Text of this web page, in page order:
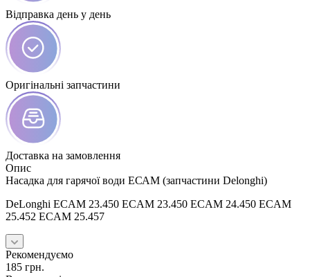
Відправка день у день
Оригінальні запчастини
Доставка на замовлення
Опис
Насадка для гарячої води ЕСАМ (запчастини Delonghi)
DeLonghi ECAM 23.450 ECAM 23.450 ECAM 24.450 ECAM
25.452 ECAM 25.457
Рекомендуємо
185 грн.